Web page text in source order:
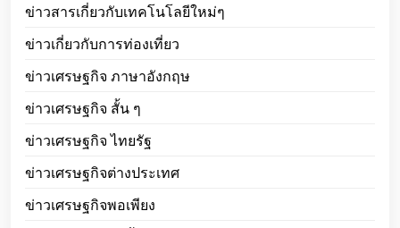
ข่าวสารเกี่ยวกับเทคโนโลยีใหม่ๆ
ข่าวเกี่ยวกับการท่องเที่ยว
ข่าวเศรษฐกิจ ภาษาอังกฤษ
ข่าวเศรษฐกิจ สั้น ๆ
ข่าวเศรษฐกิจ ไทยรัฐ
ข่าวเศรษฐกิจต่างประเทศ
ข่าวเศรษฐกิจพอเพียง